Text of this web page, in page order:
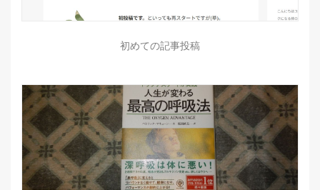
初めての記事投稿